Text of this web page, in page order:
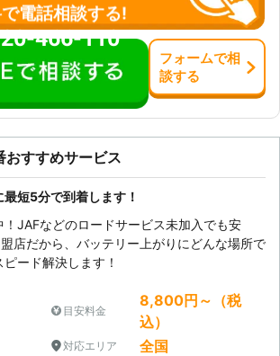
電話相談する!
466-110
フォームで相
談する
おすすめサービス
短5分で到着します！
！JAFなどのロードサービス未加入でも安
店だから、バッテリー上がりにどんな場所で
ード解決します！
目安料金
8,800円～（税
込）
対応エリア 全国